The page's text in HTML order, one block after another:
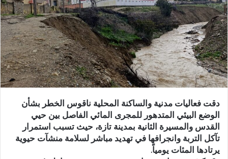
ي
د
ا
إ
ل
ك
ت
و
ن
ي
ا
دقت فعاليات مدنية والساكنة المحلية ناقوس الخطر بشأن
الوضع البيئي المتدهور للمجرى المائي الفاصل بين حيي
القدس والمسيرة الثانية بمدينة تازة، حيث تسبب استمرار
تآكل التربة وانجرافها في تهديد مباشر لسلامة منشآت حيوية
يرتادها المئات يومياً.